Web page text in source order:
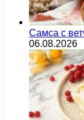
Самса с
06.08.2026